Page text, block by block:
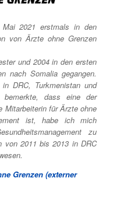
2021 erstmals in den
von Ärzte ohne Grenzen
und 2004 in den ersten
nach Somalia gegangen.
DRC, Turkmenistan und
dass eine der
Mitarbeiterin für Ärzte ohne
ist, habe ich mich
zu
von 2011 bis 2013 in DRC
Grenzen (externer